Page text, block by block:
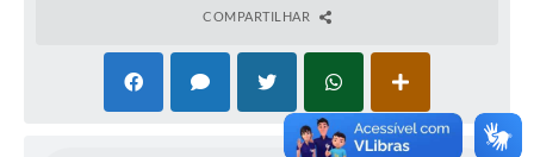
COMPARTILHAR